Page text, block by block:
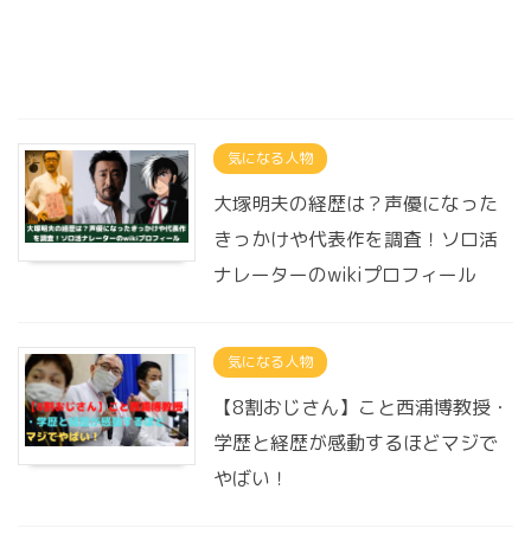
気になる人物
大塚明夫の経歴は？声優になった
きっかけや代表作を調査！ソロ活
ナレーターのwikiプロフィール
気になる人物
【8割おじさん】こと西浦博教授・
学歴と経歴が感動するほどマジで
やばい！